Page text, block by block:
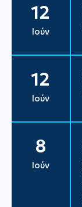
12
Ιούν
12
Ιούν
8
Ιούν